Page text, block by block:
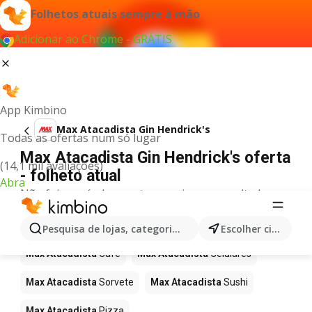
Folhetos atuais sempre à mão
Adicionar ao Chrome - GRÁTIS
App Kimbino
Todas as ofertas num só lugar
(14,1 mil avaliações)
Abra
Pesquisa de lojas, categorias,produtos... Escolher cidade
Max Atacadista Gin Hendrick's
Max Atacadista Gin Hendrick's oferta
- folheto atual
Não foi possível encontrar quaisquer resultados
para este termo.
Mais produtos em Max Atacadista
Max Atacadista Café Max Atacadista Celulares
Max Atacadista Sorvete Max Atacadista Sushi